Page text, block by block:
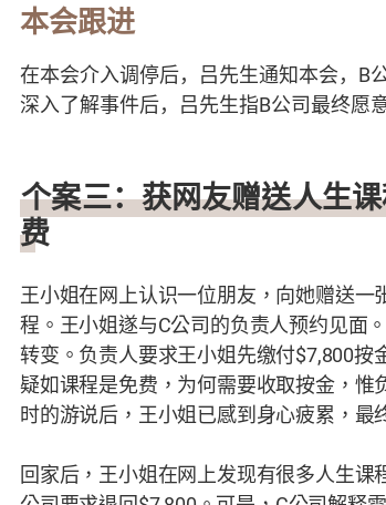
本会跟进
在本会介入调停后，吕先生通知本会，B
深入了解事件后，吕先生指B公司最终愿
个案三：获网友赠送人生
费
王小姐在网上认识一位朋友，向她赠送一
程。王小姐遂与C公司的负责人预约见面
转变。负责人要求王小姐先缴付$7,800按
疑如课程是免费，为何需要收取按金，
时的游说后，王小姐已感到身心疲累，最
回家后，王小姐在网上发现有很多人生